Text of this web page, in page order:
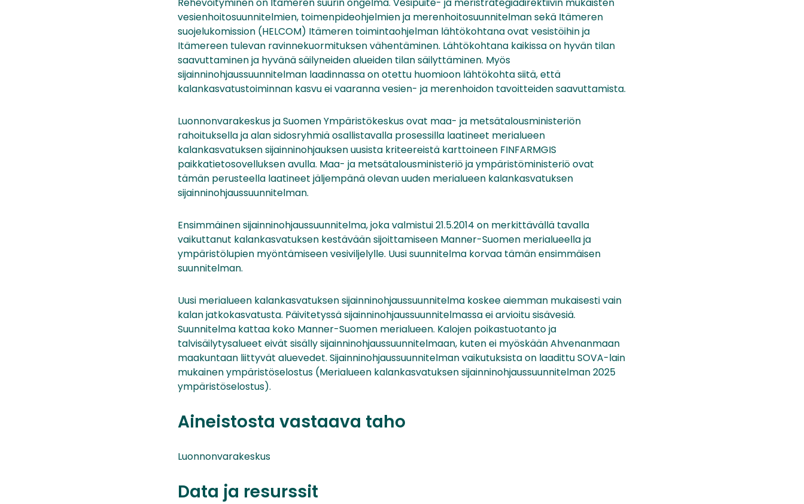
vesienhoitosuunnitelmien, toimenpideohjelmien ja merenhoitosuunnitelman sekä Itämeren
suojelukomission (HELCOM) Itämeren toimintaohjelman lähtökohtana ovat vesistöihin ja
Itämereen tulevan ravinnekuormituksen vähentäminen. Lähtökohtana kaikissa on hyvän tilan
saavuttaminen ja hyvänä säilyneiden alueiden tilan säilyttäminen. Myös
sijainninohjaussuunnitelman laadinnassa on otettu huomioon lähtökohta siitä, että
kalankasvatustoiminnan kasvu ei vaaranna vesien- ja merenhoidon tavoitteiden saavuttamista.
Luonnonvarakeskus ja Suomen Ympäristökeskus ovat maa- ja metsätalousministeriön
rahoituksella ja alan sidosryhmiä osallistavalla prosessilla laatineet merialueen
kalankasvatuksen sijainninohjauksen uusista kriteereistä karttoineen FINFARMGIS
paikkatietosovelluksen avulla. Maa- ja metsätalousministeriö ja ympäristöministeriö ovat
tämän perusteella laatineet jäljempänä olevan uuden merialueen kalankasvatuksen
sijainninohjaussuunnitelman.
Ensimmäinen sijainninohjaussuunnitelma, joka valmistui 21.5.2014 on merkittävällä tavalla
vaikuttanut kalankasvatuksen kestävään sijoittamiseen Manner-Suomen merialueella ja
ympäristölupien myöntämiseen vesiviljelylle. Uusi suunnitelma korvaa tämän ensimmäisen
suunnitelman.
Uusi merialueen kalankasvatuksen sijainninohjaussuunnitelma koskee aiemman mukaisesti vain
kalan jatkokasvatusta. Päivitetyssä sijainninohjaussuunnitelmassa ei arvioitu sisävesiä.
Suunnitelma kattaa koko Manner-Suomen merialueen. Kalojen poikastuotanto ja
talvisäilytysalueet eivät sisälly sijainninohjaussuunnitelmaan, kuten ei myöskään Ahvenanmaan
maakuntaan liittyvät aluevedet. Sijainninohjaussuunnitelman vaikutuksista on laadittu SOVA-lain
mukainen ympäristöselostus (Merialueen kalankasvatuksen sijainninohjaussuunnitelman 2025
ympäristöselostus).
Aineistosta vastaava taho
Luonnonvarakeskus
Data ja resurssit